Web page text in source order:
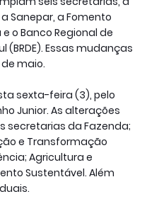
Sanepar, a Fomento
o Banco Regional de
(BRDE). Essas mudanças
maio.
sexta-feira (3), pelo
Junior. As alterações
secretarias da Fazenda;
e Transformação
Agricultura e
Sustentável. Além